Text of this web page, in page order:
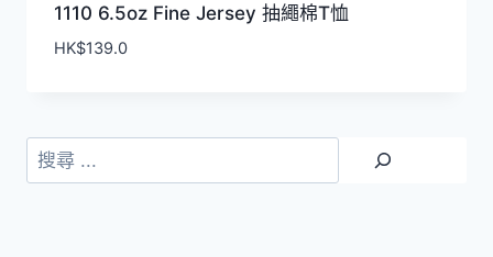
1110 6.5oz Fine Jersey 抽繩棉T恤
HK$139.0
搜
尋